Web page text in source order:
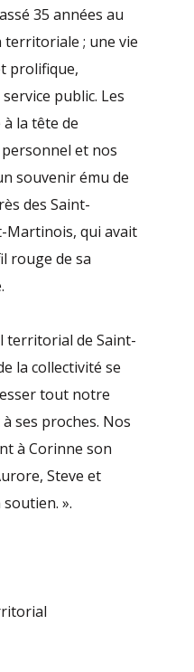
35 années au
; une vie
prolifique,
public. Les
la tête de
personnel et nos
souvenir ému de
des Saint-
Martinois, qui avait
rouge de sa
territorial de Saint-
la collectivité se
tout notre
ses proches. Nos
à Corinne son
Steve et
».